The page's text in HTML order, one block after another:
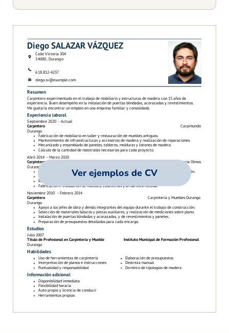
Ver ejemplos de CV